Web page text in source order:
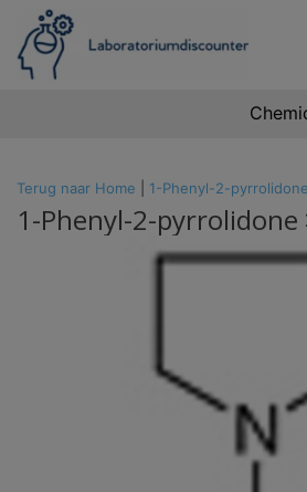
Terug naar Home 1-Phenyl-2-
1-Phenyl-2-pyrrolidone